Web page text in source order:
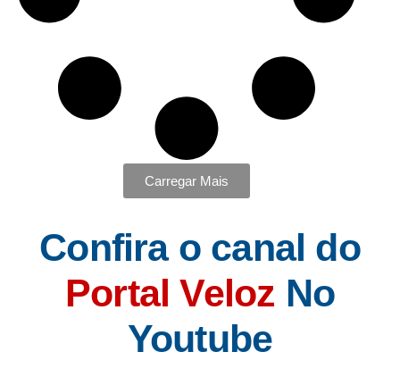
Carregar Mais
Confira o canal do
Portal Veloz No
Youtube